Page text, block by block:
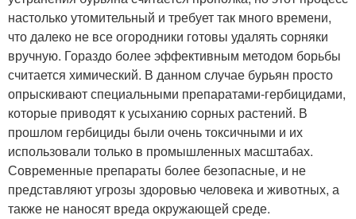
настолько утомительный и требует так много времени,
что далеко не все огородники готовы удалять сорняки
вручную. Гораздо более эффективным методом борьбы
считается химический. В данном случае бурьян просто
опрыскивают специальными препаратами-гербицидами,
которые приводят к усыханию сорных растений. В
прошлом гербициды были очень токсичными и их
использовали только в промышленных масштабах.
Современные препараты более безопасные, и не
представляют угрозы здоровью человека и животных, а
также не наносят вреда окружающей среде.